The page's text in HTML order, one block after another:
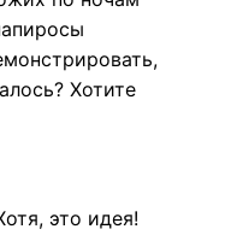
Хотите
это идея!